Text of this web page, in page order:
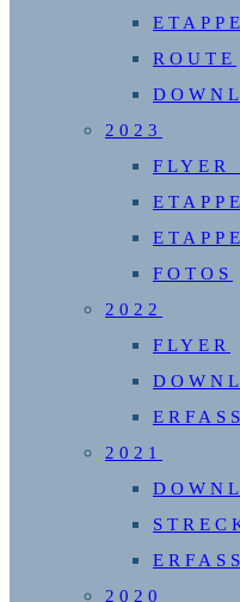
ROUTE
2023
FLYER
FOTOS
2022
FLYER
2021
2020